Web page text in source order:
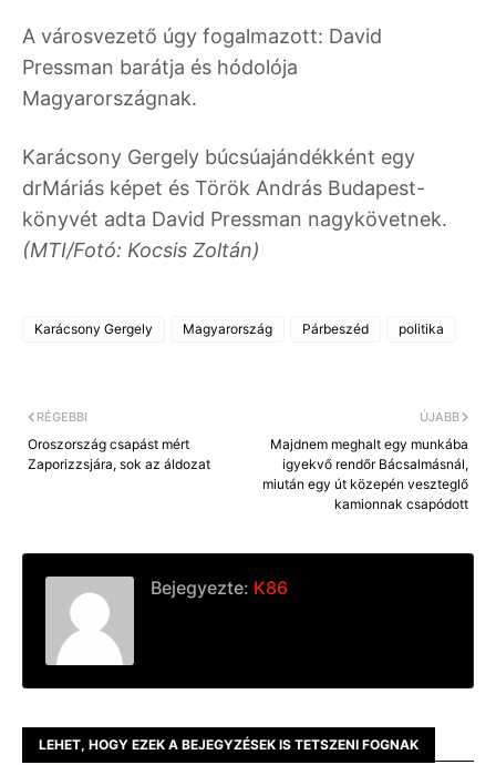
A városvezető úgy fogalmazott: David
Pressman barátja és hódolója
Magyarországnak.
Karácsony Gergely búcsúajándékként egy
drMáriás képet és Török András Budapest-
könyvét adta David Pressman nagykövetnek.
(MTI/Fotó: Kocsis Zoltán)
Karácsony Gergely Magyarország Párbeszéd politika
ÚJABB
Majdnem meghalt egy munkába
igyekvő rendőr Bácsalmásnál,
miután egy út közepén veszteglő
kamionnak csapódott
RÉGEBBI
Oroszország csapást mért
Zaporizzsjára, sok az áldozat
Bejegyezte: K86
LEHET, HOGY EZEK A BEJEGYZÉSEK IS TETSZENI FOGNAK